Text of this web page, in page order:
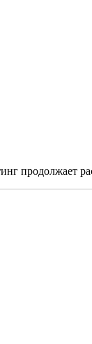
продолжает